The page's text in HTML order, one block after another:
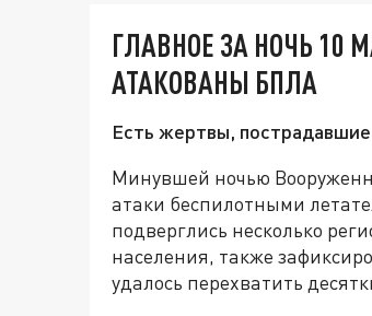
ГЛАВНОЕ ЗА НОЧЬ 10
АТАКОВАНЫ БПЛА
Есть жертвы,
Минувшей ночью
атаки беспилотными
подверглись несколько
населения, также
удалось перехватить